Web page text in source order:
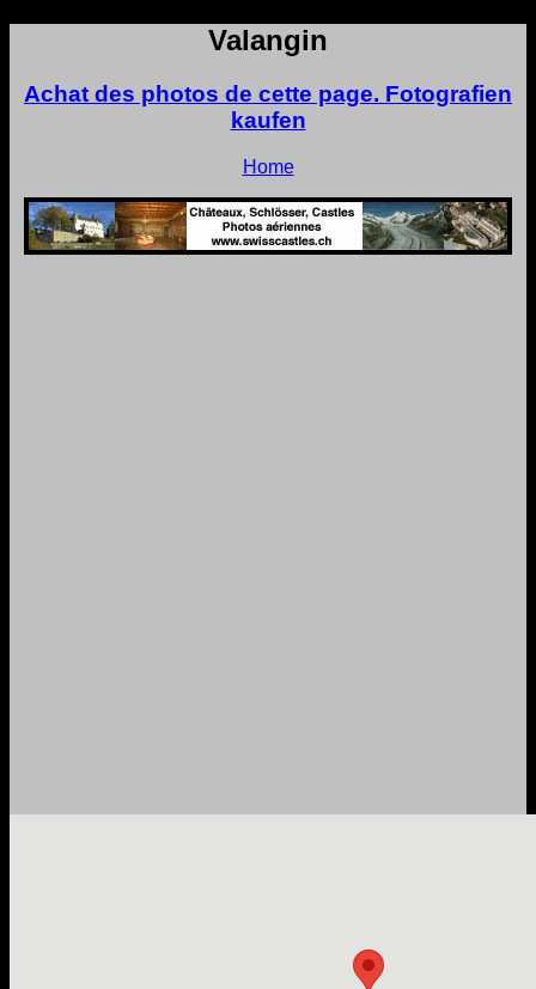
Valangin
Achat des photos de cette page. Fotografien
kaufen
Home